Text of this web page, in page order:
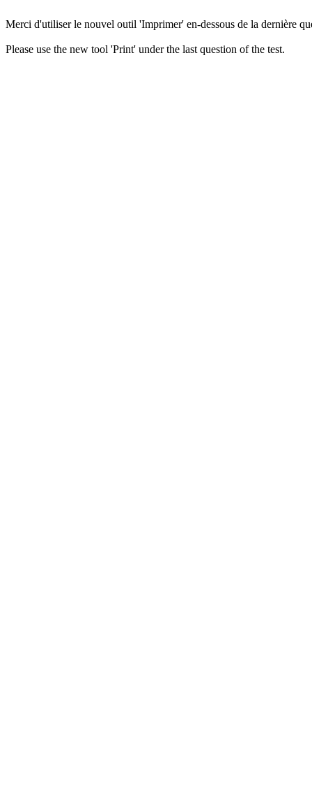
Merci d'utiliser le nouvel outil 'Imprimer' en-dessous de la dernière
Please use the new tool 'Print' under the last question of the test.